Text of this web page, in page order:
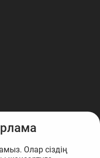
Олар сіздің